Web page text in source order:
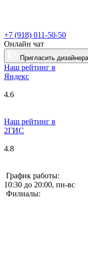
+7 (918) 011-50-50
Онлайн чат
Пригласить дизайнера
Наш рейтинг в
Яндекс
4.6
Наш рейтинг в
2ГИС
4.8
График работы:
10:30 до 20:00, пн-вс
Филиалы: